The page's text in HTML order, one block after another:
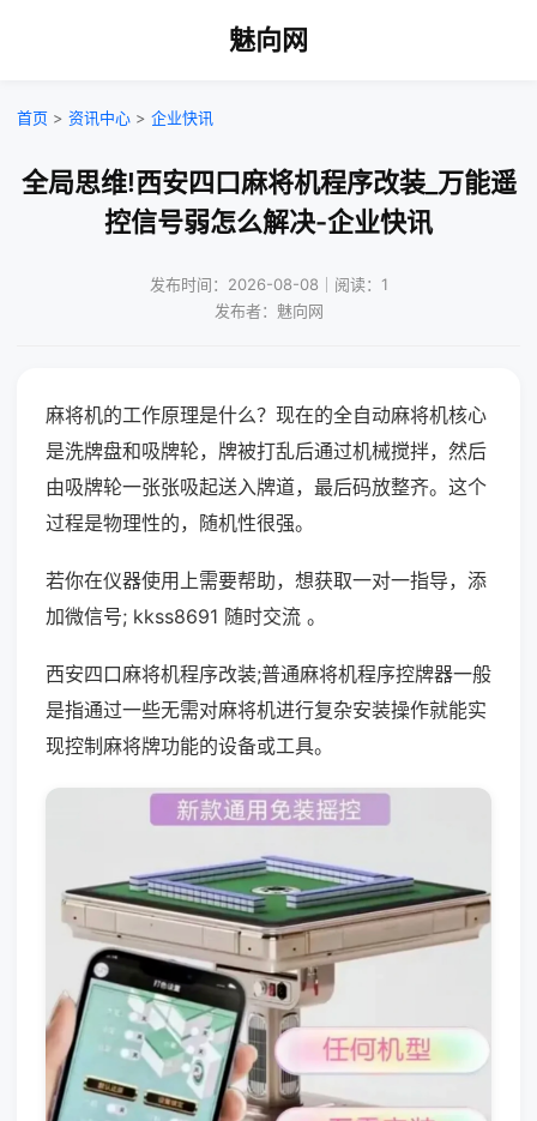
魅向网
首页 > 资讯中心 > 企业快讯
全局思维!西安四口麻将机程序改装_万能遥
控信号弱怎么解决-企业快讯
发布时间：2026-08-08｜阅读：1
发布者：魅向网
麻将机的工作原理是什么？现在的全自动麻将机核心
是洗牌盘和吸牌轮，牌被打乱后通过机械搅拌，然后
由吸牌轮一张张吸起送入牌道，最后码放整齐。这个
过程是物理性的，随机性很强。
若你在仪器使用上需要帮助，想获取一对一指导，添
加微信号; kkss8691 随时交流 。
西安四口麻将机程序改装;普通麻将机程序控牌器一般
是指通过一些无需对麻将机进行复杂安装操作就能实
现控制麻将牌功能的设备或工具。